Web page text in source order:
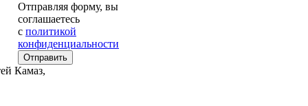
Отправляя форму, вы
соглашаетесь
c политикой
конфиденциальности
Камаз,